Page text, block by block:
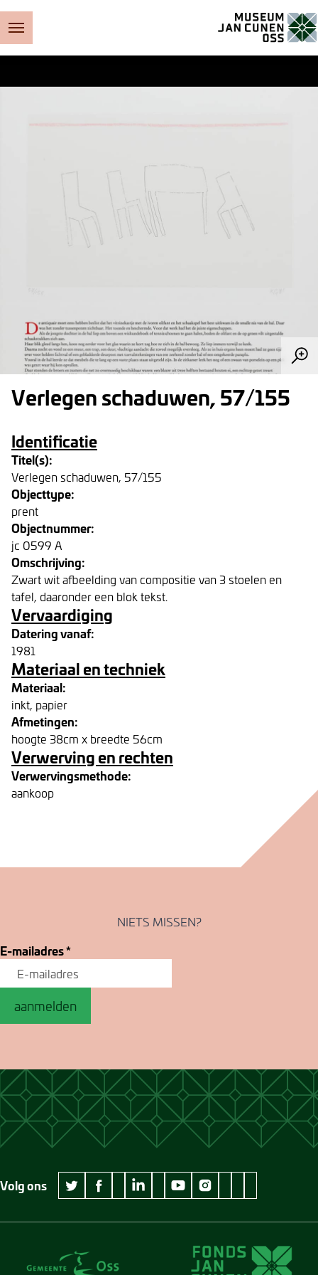
Verlegen schaduwen, 57/155
Identificatie
Titel(s):
Verlegen schaduwen, 57/155
Objecttype:
prent
Objectnummer:
jc 0599 A
Omschrijving:
Zwart wit afbeelding van compositie van 3 stoelen en
tafel, daaronder een blok tekst.
Vervaardiging
Datering vanaf:
1981
Materiaal en techniek
Materiaal:
inkt, papier
Afmetingen:
hoogte 38cm x breedte 56cm
Verwerving en rechten
Verwervingsmethode:
aankoop
NIETS MISSEN?
E-mailadres*
aanmelden
Volg ons
twitter Museum Jan Cunen
facebook Museum Jan Cunen
wikipedia Museum Jan Cunen
linkedin Museum Jan Cunen
googleplus Museum Jan Cunen
youtube Museum Jan Cunen
instagram Museum